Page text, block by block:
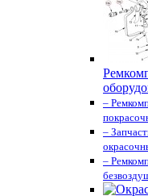
–
–
–